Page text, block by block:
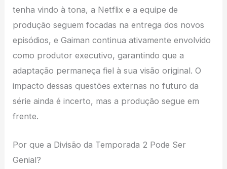
tenha vindo à tona, a Netflix e a equipe de
produção seguem focadas na entrega dos novos
episódios, e Gaiman continua ativamente envolvido
como produtor executivo, garantindo que a
adaptação permaneça fiel à sua visão original. O
impacto dessas questões externas no futuro da
série ainda é incerto, mas a produção segue em
frente.
Por que a Divisão da Temporada 2 Pode Ser
Genial?